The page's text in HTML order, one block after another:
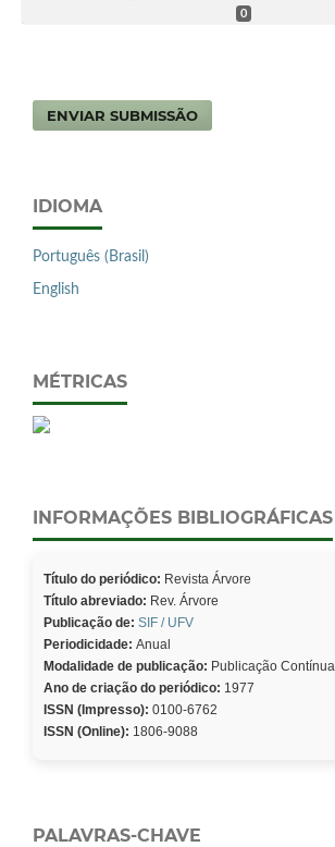
0
ENVIAR SUBMISSÃO
IDIOMA
Português (Brasil)
English
MÉTRICAS
INFORMAÇÕES BIBLIOGRÁFICAS
Título do periódico: Revista Árvore
Título abreviado: Rev. Árvore
Publicação de: SIF / UFV
Periodicidade: Anual
Modalidade de publicação: Publicação Contínua
Ano de criação do periódico: 1977
ISSN (Impresso): 0100-6762
ISSN (Online): 1806-9088
PALAVRAS-CHAVE